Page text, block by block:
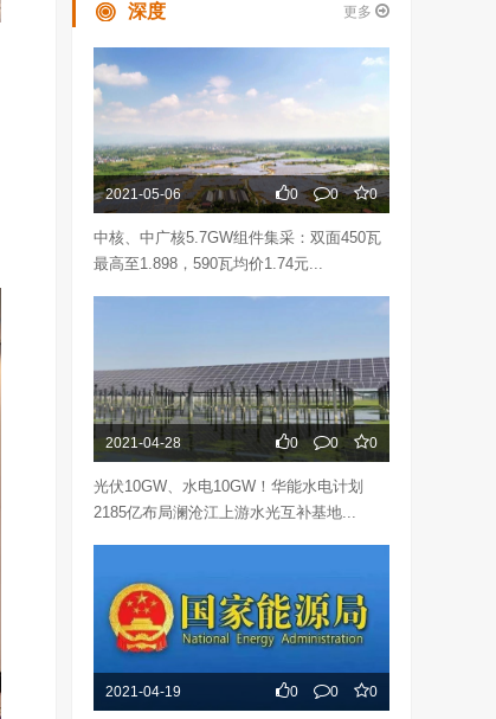
深度 更多
2021-05-06 0 0 0
中核、中广核5.7GW组件集采：双面450瓦
最高至1.898，590瓦均价1.74元...
2021-04-28 0 0 0
光伏10GW、水电10GW！华能水电计划
2185亿布局澜沧江上游水光互补基地...
2021-04-19 0 0 0